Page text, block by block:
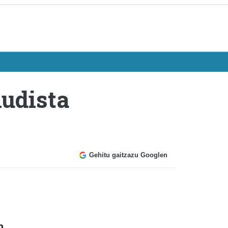
Gehitu gaitzazu Googlen